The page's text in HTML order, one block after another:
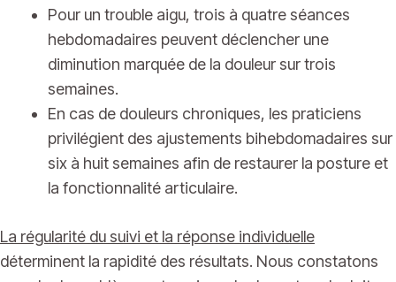
Pour un trouble aigu, trois à quatre séances
hebdomadaires peuvent déclencher une
diminution marquée de la douleur sur trois
semaines.
En cas de douleurs chroniques, les praticiens
privilégient des ajustements bihebdomadaires sur
six à huit semaines afin de restaurer la posture et
la fonctionnalité articulaire.
La régularité du suivi et la réponse individuelle
déterminent la rapidité des résultats. Nous constatons